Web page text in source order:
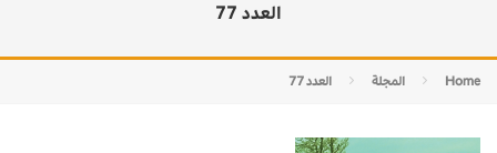
العدد 77
Home المجلة العدد 77